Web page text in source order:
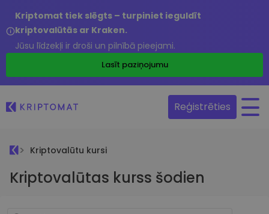
Kriptomat tiek slēgts – turpiniet ieguldīt
kriptovalūtās ar Kraken.
Jūsu līdzekļi ir droši un pilnībā pieejami.
Lasīt paziņojumu
Reģistrēties
Kriptovalūtu kursi
Kriptovalūtas kurss šodien